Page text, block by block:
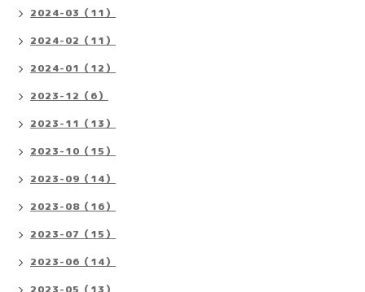
2024-03（11）
2024-02（11）
2024-01（12）
2023-12（6）
2023-11（13）
2023-10（15）
2023-09（14）
2023-08（16）
2023-07（15）
2023-06（14）
2023-05（13）